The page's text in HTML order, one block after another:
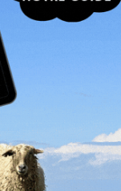
avec des